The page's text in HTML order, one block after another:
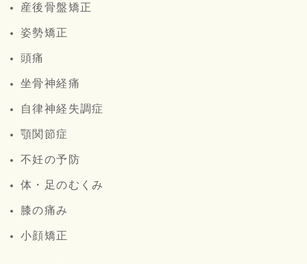
産後骨盤矯正
姿勢矯正
頭痛
坐骨神経痛
自律神経失調症
顎関節症
不妊の予防
体・足のむくみ
膝の痛み
小顔矯正